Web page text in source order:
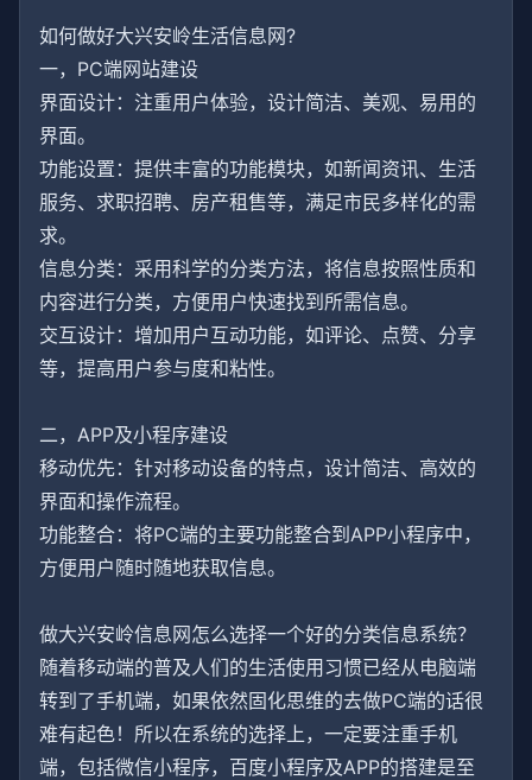
如何做好大兴安岭生活信息网?
一，PC端网站建设
界面设计：注重用户体验，设计简洁、美观、易用的
界面。
功能设置：提供丰富的功能模块，如新闻资讯、生活
服务、求职招聘、房产租售等，满足市民多样化的需
求。
信息分类：采用科学的分类方法，将信息按照性质和
内容进行分类，方便用户快速找到所需信息。
交互设计：增加用户互动功能，如评论、点赞、分享
等，提高用户参与度和粘性。
二，APP及小程序建设
移动优先：针对移动设备的特点，设计简洁、高效的
界面和操作流程。
功能整合：将PC端的主要功能整合到APP小程序中，
方便用户随时随地获取信息。
做大兴安岭信息网怎么选择一个好的分类信息系统？
随着移动端的普及人们的生活使用习惯已经从电脑端
转到了手机端，如果依然固化思维的去做PC端的话很
难有起色！所以在系统的选择上，一定要注重手机
端，包括微信小程序，百度小程序及APP的搭建是至